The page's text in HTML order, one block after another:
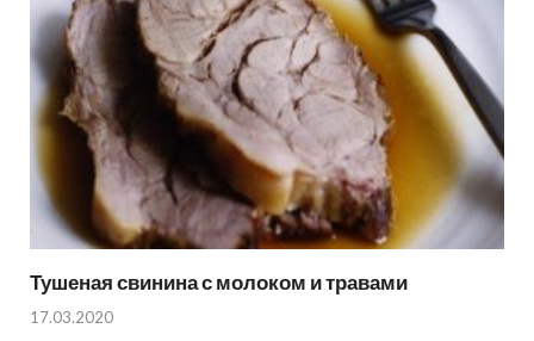
Тушеная свинина с молоком и травами
17.03.2020